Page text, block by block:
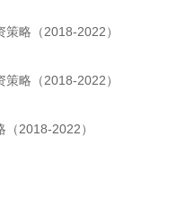
略（2018-2022）
略（2018-2022）
2018-2022）